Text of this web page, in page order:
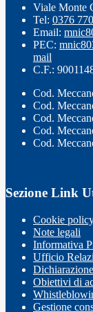
Viale Monte
Tel: 0376
Email:
PEC:
mail
C.F.:
Cod.
Cod.
Cod.
Cod.
Cod.
Sezione Link
Cookie
Note legali
Informativa
Ufficio
Obiettivi di
Gestione